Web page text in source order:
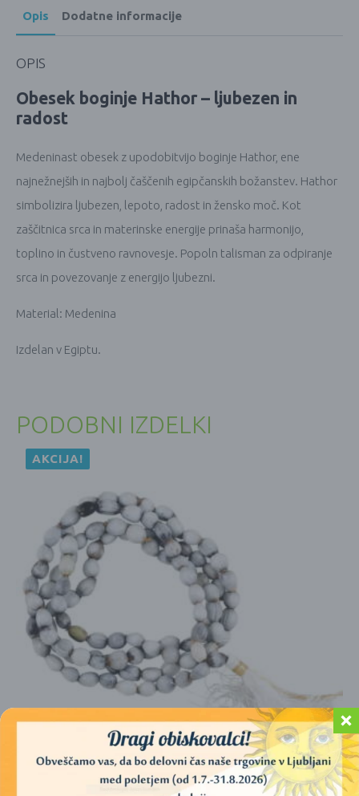
Opis Dodatne informacije
OPIS
Obesek boginje Hathor – ljubezen in
radost
Medeninast obesek z upodobitvijo boginje Hathor, ene
najnežnejših in najbolj čaščenih egipčanskih božanstev. Hathor
simbolizira ljubezen, lepoto, radost in žensko moč. Kot
zaščitnica srca in materinske energije prinaša harmonijo,
toplino in čustveno ravnovesje. Popoln talisman za odpiranje
srca in povezovanje z energijo ljubezni.
Material: Medenina
Izdelan v Egiptu.
PODOBNI IZDELKI
AKCIJA!
JAPAMALA, MALA, 108 KROGLIC IZ VAIJAYANTI